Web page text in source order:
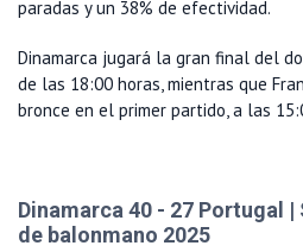
paradas y un 38% de efectividad.
Dinamarca jugará la gran final del
de las 18:00 horas, mientras que
bronce en el primer partido, a las
Dinamarca 40 - 27 Portugal
de balonmano 2025